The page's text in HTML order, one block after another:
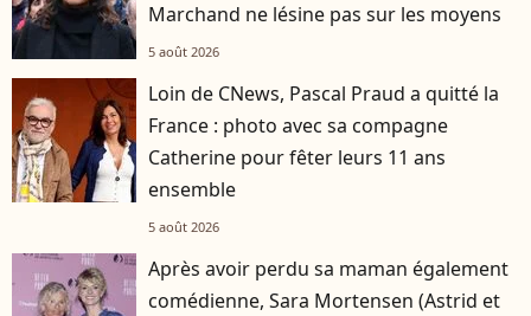
Marchand ne lésine pas sur les moyens
5 août 2026
Loin de CNews, Pascal Praud a quitté la
France : photo avec sa compagne
Catherine pour fêter leurs 11 ans
ensemble
5 août 2026
Après avoir perdu sa maman également
comédienne, Sara Mortensen (Astrid et